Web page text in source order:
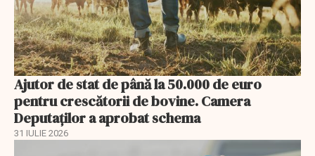
Ajutor de stat de până la 50.000 de euro
pentru crescătorii de bovine. Camera
Deputaților a aprobat schema
31 IULIE 2026